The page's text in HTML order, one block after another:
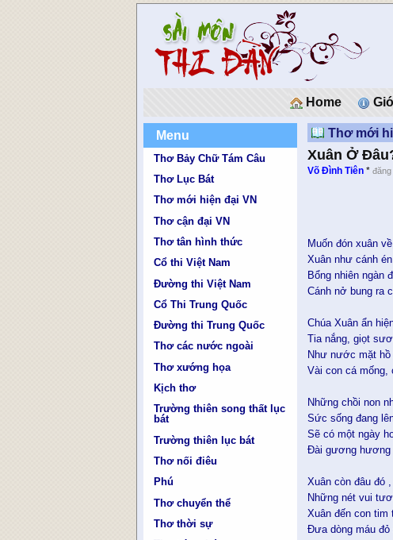
Home
Menu
Thơ Bảy Chữ Tám Câu
Thơ Lục Bát
Thơ mới hiện đại VN
Thơ cận đại VN
Thơ tân hình thức
Cổ thi Việt Nam
Đường thi Việt Nam
Cổ Thi Trung Quốc
Đường thi Trung Quốc
Thơ các nước ngoài
Thơ xướng họa
Kịch thơ
Trường thiên song thất lục
bát
Trường thiên lục bát
Thơ nối điêu
Phú
Thơ chuyển thể
Thơ thời sự
Thơ mới
Xuân Ở
Võ Đình Tiên *đăng
Muốn đón xuân
Xuân như cánh
Bổng nhiên ngàn
Cánh nở bung ra
Chúa Xuân ẩn
Tia nắng, giọt
Như nước mặt hồ
Vài con cá mống,
Những chồi non
Sức sống đang
Sẽ có một ngày
Đài gương hương
Xuân còn đâu đó
Những nét vui
Xuân đến con tim
Đưa dòng máu đỏ